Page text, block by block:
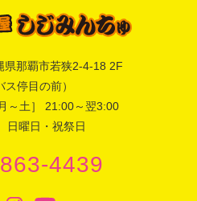
県那覇市若狭2-4-18 2F
ス停目の前）
～土］ 21:00～翌3:00
日曜日・祝祭日
4439